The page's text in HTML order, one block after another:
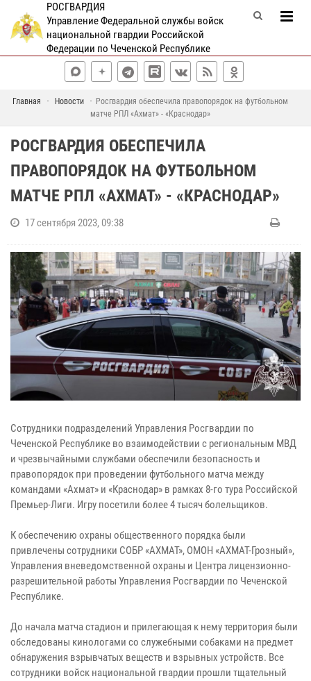
РОСГВАРДИЯ
Управление Федеральной службы войск
национальной гвардии Российской
Федерации по Чеченской Республике
Главная Новости
Росгвардия обеспечила правопорядок на футбольном
матче РПЛ «Ахмат» - «Краснодар»
РОСГВАРДИЯ ОБЕСПЕЧИЛА
ПРАВОПОРЯДОК НА ФУТБОЛЬНОМ
МАТЧЕ РПЛ «АХМАТ» - «КРАСНОДАР»
17 сентября 2023, 09:38
Сотрудники подразделений Управления Росгвардии по
Чеченской Республике во взаимодействии с региональным МВД
и чрезвычайными службами обеспечили безопасность и
правопорядок при проведении футбольного матча между
командами «Ахмат» и «Краснодар» в рамках 8-го тура Российской
Премьер-Лиги. Игру посетили более 4 тысяч болельщиков.
К обеспечению охраны общественного порядка были
привлечены сотрудники СОБР «АХМАТ», ОМОН «АХМАТ-Грозный»,
Управления вневедомственной охраны и Центра лицензионно-
разрешительной работы Управления Росгвардии по Чеченской
Республике.
До начала матча стадион и прилегающая к нему территория были
обследованы кинологами со служебными собаками на предмет
обнаружения взрывчатых веществ и взрывных устройств. Все
сотрудники войск национальной гвардии прошли тщательный